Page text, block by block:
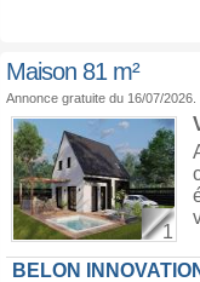
Maison 81 m²
Annonce gratuite du 16/07/2026.
1
BELON